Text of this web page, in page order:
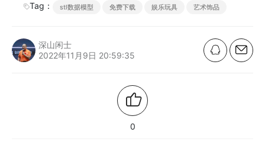
Tag： stl数据模型 免费下载 娱乐玩具 艺术饰品
深山闲士
2022年11月9日 20:59:35
0